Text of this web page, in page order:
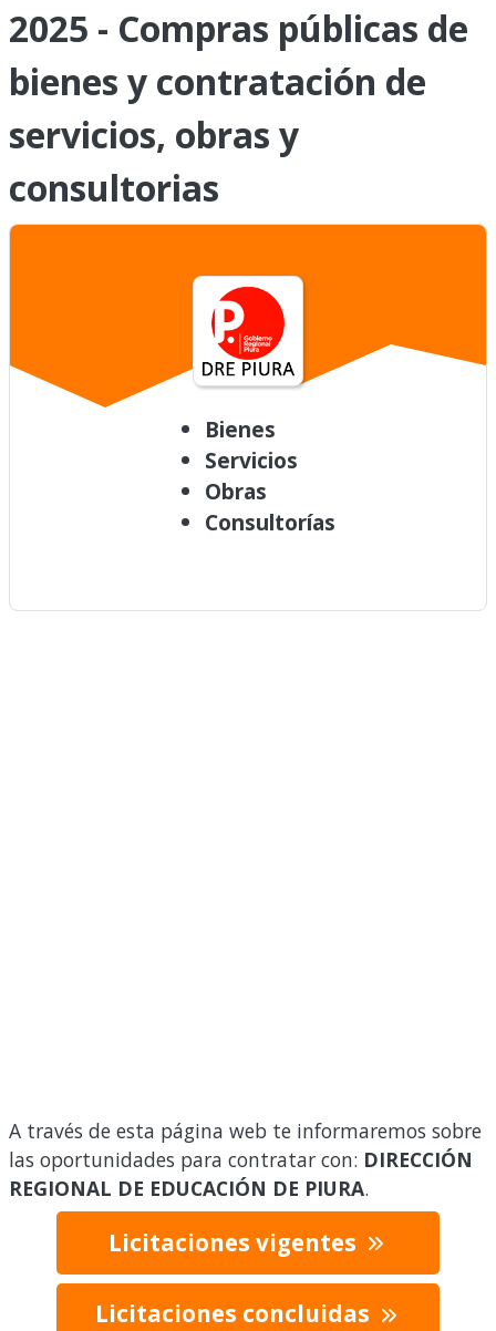
2025 - Compras públicas de
bienes y contratación de
servicios, obras y
consultorias
Bienes
Servicios
Obras
Consultorías
A través de esta página web te informaremos sobre
las oportunidades para contratar con: DIRECCIÓN
REGIONAL DE EDUCACIÓN DE PIURA.
Licitaciones vigentes
Licitaciones concluidas